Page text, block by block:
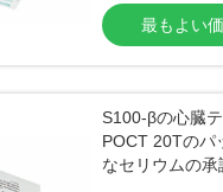
最もよい
S100-βの心臓
POCT 20Tのパ
なセリウムの承